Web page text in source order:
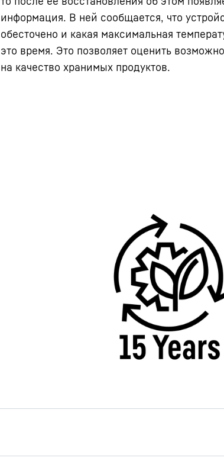
информация. В ней сообщается, что
обесточено и какая максимальная
это время. Это позволяет оценить
на качество хранимых продуктов.